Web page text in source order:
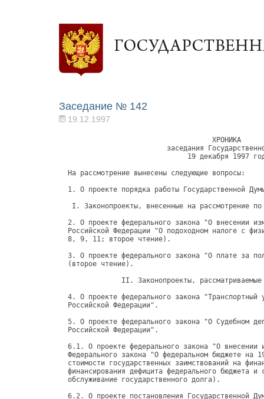
Заседание № 142
19.12.1997
ХРОНИКА                                      
                        заседания Государственной Думы                          
                             19 декабря 1997 года                               
                                                                                
На рассмотрение вынесены следующие вопросы:                                     
                                                                                
1. О проекте порядка работы Государственной Думы на 19 декабря 1997 года.       
                                                                                
 I. Законопроекты, внесенные на рассмотрение по решению Государственной Думы    
                                                                                
2. О проекте федерального закона "О внесении изменений и дополнений в Закон     
Российской Федерации "О подоходном налоге с физических лиц" (статьи 2, 3, 6,    
8, 9, 11; второе чтение).                                                       
                                                                                
3. О проекте федерального закона "О плате за пользование водными объектами"     
(второе чтение).                                                                
                                                                                
             II. Законопроекты, рассматриваемые в третьем чтении                
                                                                                
4. О проекте федерального закона "Транспортный устав железных дорог             
Российской Федерации".                                                          
                                                                                
5. О проекте федерального закона "О Судебном департаменте при Верховном Суде    
Российской Федерации".                                                          
                                                                                
6.1. О проекте федерального закона "О внесении изменений в статьи 1 и 2         
Федерального закона "О федеральном бюджете на 1997 год" (в части снижения       
стоимости государственных заимствований на финансовых рынках для                
финансирования дефицита федерального бюджета и снижения расходов на             
обслуживание государственного долга).                                           
                                                                                
6.2. О проекте постановления Государственной Думы "О внесении изменений в п.    
1 постановления Государственной Думы Федерального Собрания Российской           
Федерации от 23 июня 1997 года N№ 1612-II ГД".                                  
                                                                                
7.1. О проекте федерального закона "О внесении изменений и дополнений в         
Федеральный закон "Об акцизах" (статьи 1-5).                                    
                                                                                
7.2. О проекте федерального закона "О внесении изменений и дополнений в         
Федеральный закон "Об акцизах" (статья 4).                                      
                                                                                
8. О проекте федерального закона "О плате за право пользования объектами        
животного мира и водными биологическими ресурсами".                             
                                                                                
                     III. Отклоненные федеральные законы                        
                                                                                
9. О Федеральном законе "О внесении изменений и дополнений в Закон РСФСР "О     
милиции" (в связи с отклонением Президентом Российской Федерации).              
                                                                                
10. О Федеральном законе "О правовом положении иностранных граждан в            
Российской Федерации" (в связи с отклонением Советом Федерации).                
                                                                                
11. О Федеральном законе "О негосударственных пенсионных фондах" (в связи с     
отклонением Советом Федерации).                                                 
                                                                                
12. О проекте постановления Государственной Думы "О создании комиссии в связи   
с отклонением Президентом Российской Федерации Федерального закона "О           
дополнении Уголовного кодекса Российской Федерации статьей 215-1".              
                                                                                
 IV. Законопроекты, внесенные на рассмотрение по решению Государственной Думы   
                                                                                
13. О проекте федерального закона "О тарифах страховых взносов в Пенсионный     
фонд Российской Федерации, Фонд социального страхования Российской Федерации,   
Государственный фонд занятости населения Российской Федерации и в фонды         
обязательного медицинского страхования на 1998 год" (второе чтение).            
                                                                                
      V. Блок "Ратификация международных договоров Российской Федерации"        
                                                                                
14. О проекте федерального закона "О ратификации Соглашения между               
Правительством Российской Федерации и Правительством Корейской                  
Народно-Демократической Республики о воздушном сообщении".